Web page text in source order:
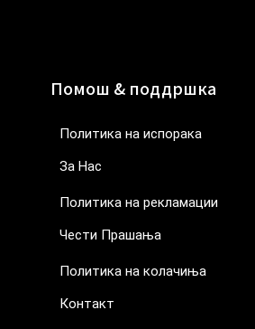
Помош & поддршка
Политика на испорака
За Нас
Политика на рекламации
Чести Прашања
Политика на колачиња
Контакт